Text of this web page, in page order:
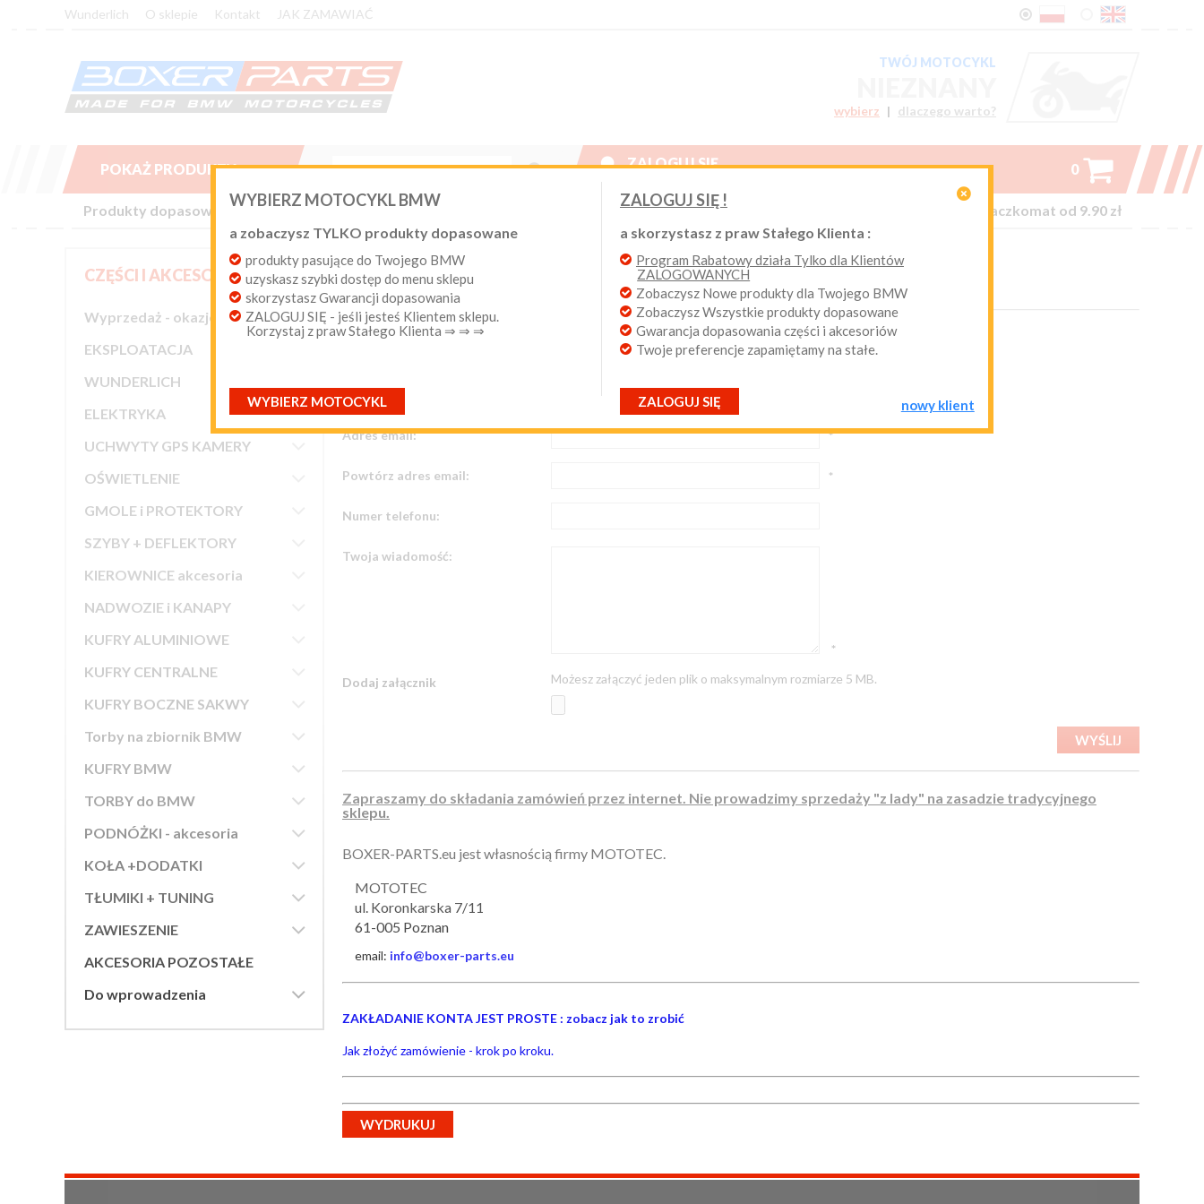
Wunderlich O sklepie Kontakt JAK ZAMAWIAĆ
TWÓJ MOTOCYKL
wybierz | dlaczego warto?

WYBIERZ MOTOCYKL BMW
a zobaczysz TYLKO produkty dopasowane
produkty pasujące do Twojego BMW
uzyskasz szybki dostęp do menu sklepu
skorzystasz Gwarancji dopasowania
ZALOGUJ SIĘ - jeśli jesteś Klientem sklepu.
Korzystaj z praw Stałego Klienta ⇒ ⇒ ⇒
WYBIERZ MOTOCYKL
ZALOGUJ SIĘ !
a skorzystasz z praw Stałego Klienta :
Program Rabatowy działa Tylko dla Klientów
ZALOGOWANYCH
Zobaczysz Nowe produkty dla Twojego BMW
Zobaczysz Wszystkie produkty dopasowane
Gwarancja dopasowania części i akcesoriów
Twoje preferencje zapamiętamy na stałe.
ZALOGUJ SIĘ nowy klient
POKAŻ PRODUKTY  
0
 ZALOGUJ SIĘ
przypomnij mi hasło nowy klient
Produkty dopasowane do Twojego motocykla BMW. Program Rabatowy po pierwszych zakupach. Od 20 lat on-line kurier Inpost i Paczkomat od 9.90 zł
CZĘŚCI I AKCESORIA
Wyprzedaż - okazje cenowe
EKSPLOATACJA
WUNDERLICH

ELEKTRYKA
UCHWYTY GPS KAMERY
OŚWIETLENIE
GMOLE i PROTEKTORY
SZYBY + DEFLEKTORY
KIEROWNICE akcesoria
NADWOZIE i KANAPY
KUFRY ALUMINIOWE
KUFRY CENTRALNE
KUFRY BOCZNE SAKWY

Torby na zbiornik BMW

KUFRY BMW

TORBY do BMW

PODNÓŻKI - akcesoria

KOŁA +DODATKI

TŁUMIKI + TUNING

ZAWIESZENIE
AKCESORIA POZOSTAŁE

Do wprowadzenia
KONTAKT
FORMULARZ KONTAKTOWY:
Twoje imię:
Adres email: *
Powtórz adres email: *
Numer telefonu:
Twoja wiadomość:
*
Dodaj załącznik Możesz załączyć jeden plik o maksymalnym rozmiarze 5 MB.
Zapraszamy do składania zamówień przez internet. Nie prowadzimy sprzedaży "z lady" na zasadzie tradycyjnego
sklepu.
BOXER-PARTS.eu jest własnością firmy MOTOTEC.
MOTOTEC
ul. Koronkarska 7/11
61-005 Poznan
email: info@boxer-parts.eu
ZAKŁADANIE KONTA JEST PROSTE : zobacz jak to zrobić
Jak złożyć zamówienie - krok po kroku.
WYDRUKUJ